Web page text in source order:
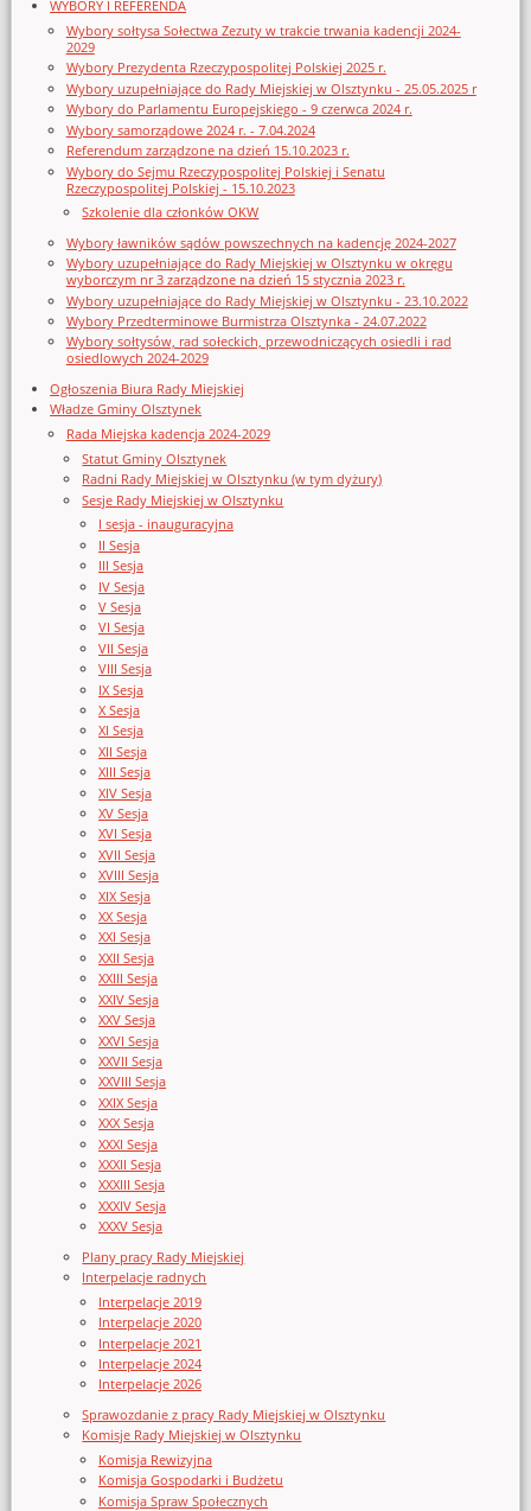
WYBORY I REFERENDA
Wybory sołtysa Sołectwa Zezuty w trakcie trwania kadencji 2024-
2029
Wybory Prezydenta Rzeczypospolitej Polskiej 2025 r.
Wybory uzupełniające do Rady Miejskiej w Olsztynku - 25.05.2025 r
Wybory do Parlamentu Europejskiego - 9 czerwca 2024 r.
Wybory samorządowe 2024 r. - 7.04.2024
Referendum zarządzone na dzień 15.10.2023 r.
Wybory do Sejmu Rzeczypospolitej Polskiej i Senatu
Rzeczypospolitej Polskiej - 15.10.2023
Szkolenie dla członków OKW
Wybory ławników sądów powszechnych na kadencję 2024-2027
Wybory uzupełniające do Rady Miejskiej w Olsztynku w okręgu
wyborczym nr 3 zarządzone na dzień 15 stycznia 2023 r.
Wybory uzupełniające do Rady Miejskiej w Olsztynku - 23.10.2022
Wybory Przedterminowe Burmistrza Olsztynka - 24.07.2022
Wybory sołtysów, rad sołeckich, przewodniczących osiedli i rad
osiedlowych 2024-2029
Ogłoszenia Biura Rady Miejskiej
Władze Gminy Olsztynek
Rada Miejska kadencja 2024-2029
Statut Gminy Olsztynek
Radni Rady Miejskiej w Olsztynku (w tym dyżury)
Sesje Rady Miejskiej w Olsztynku
I sesja - inauguracyjna
II Sesja
III Sesja
IV Sesja
V Sesja
VI Sesja
VII Sesja
VIII Sesja
IX Sesja
X Sesja
XI Sesja
XII Sesja
XIII Sesja
XIV Sesja
XV Sesja
XVI Sesja
XVII Sesja
XVIII Sesja
XIX Sesja
XX Sesja
XXI Sesja
XXII Sesja
XXIII Sesja
XXIV Sesja
XXV Sesja
XXVI Sesja
XXVII Sesja
XXVIII Sesja
XXIX Sesja
XXX Sesja
XXXI Sesja
XXXII Sesja
XXXIII Sesja
XXXIV Sesja
XXXV Sesja
Plany pracy Rady Miejskiej
Interpelacje radnych
Interpelacje 2019
Interpelacje 2020
Interpelacje 2021
Interpelacje 2024
Interpelacje 2026
Sprawozdanie z pracy Rady Miejskiej w Olsztynku
Komisje Rady Miejskiej w Olsztynku
Komisja Rewizyjna
Komisja Gospodarki i Budżetu
Komisja Spraw Społecznych